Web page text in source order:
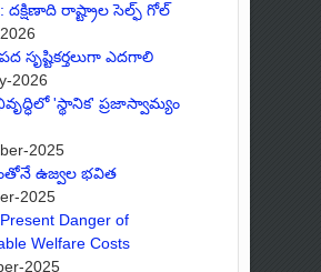
రాష్ట్రాల సెల్ఫ్ గోల్
సృష్టికర్తలుగా ఎదగాలి
2026
'స్థానిక' ప్రజాస్వామ్యం
2025
ఉజ్వల భవిత
2025
Danger of
Welfare Costs
2025